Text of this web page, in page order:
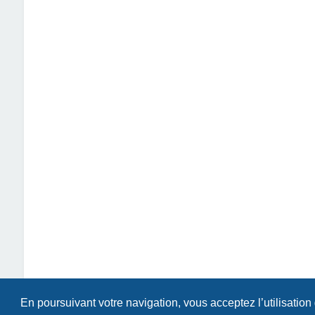
En poursuivant votre navigation, vous acceptez l’utilisation
Index du forum